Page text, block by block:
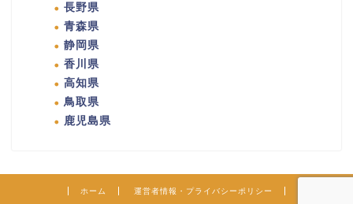
長野県
青森県
静岡県
香川県
高知県
鳥取県
鹿児島県
ホーム 運営者情報・プライバシーポリシー